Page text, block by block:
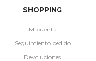
SHOPPING
Mi cuenta
Seguimiento pedido
Devoluciones